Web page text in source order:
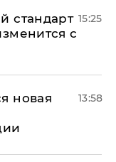
стандарт
с
15:25
новая
13:58